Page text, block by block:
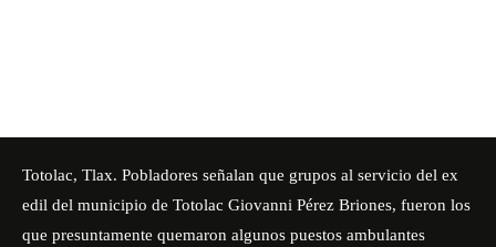
Totolac, Tlax. Pobladores señalan que grupos al servicio del ex
edil del municipio de Totolac Giovanni Pérez Briones, fueron los
que presuntamente quemaron algunos puestos ambulantes